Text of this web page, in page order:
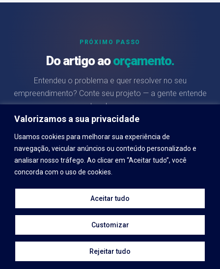
Valorizamos a sua privacidade
Usamos cookies para melhorar sua experiência de
navegação, veicular anúncios ou conteúdo personalizado e
analisar nosso tráfego. Ao clicar em “Aceitar tudo”, você
concorda com o uso de cookies.
Customizar
Rejeitar tudo
Aceitar tudo
PRÓXIMO PASSO
Do artigo aoorçamento.
Entendeu o problema e quer resolver no seu
empreendimento? Conte seu projeto — a gente entende
antes de propor.
Pedir orçamento →
SiteContatoAcessar Sistema
© 2026 SC Gestão Empresarial e Participações LTDA — Todos os direitos
reservados.